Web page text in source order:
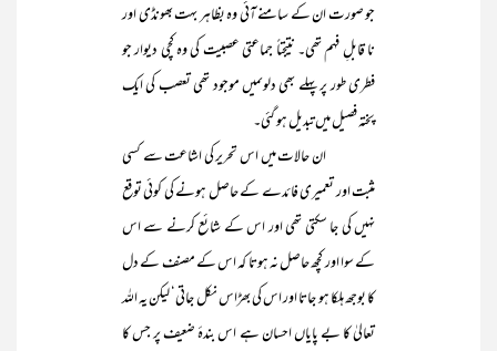
جو صورت ان کے سامنے آئی وہ بظاہر بہت بھونڈی اور
نا قابلِ فہم تھی۔ نتیجتاً جماعتی عصبیت کی وہ کچی دیوار جو
فطری طور پر پہلے بھی دلوںمیں موجود تھی تعصب کی ایک
پختہ فصیل میں تبدیل ہو گئی۔
ان حالات میں اس تحریر کی اشاعت سے کسی
مثبت اور تعمیری فائدے کے حاصل ہونے کی کوئی توقع
نہیں کی جا سکتی تھی اور اس کے شائع کرنے سے اس
کے سوا اور کچھ حاصل نہ ہوتا کہ اس کے مصنف کے دل
کا بوجھ ہلکا ہو جاتا اور اس کی بھڑاس نکل جاتی‘ لیکن یہ اللہ
تعالیٰ کا بے پایاں احسان ہے اس بندۂ ضعیف پر جس کا